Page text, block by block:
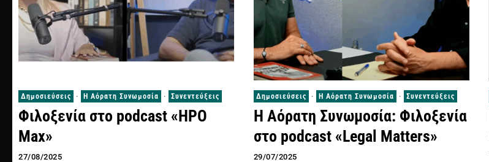
Δημοσιεύσεις · Η Αόρατη Συνωμοσία · Συνεντεύξεις
Φιλοξενία στο podcast «HPO
Max»
27/08/2025
Δημοσιεύσεις · Η Αόρατη Συνωμοσία · Συνεντεύξεις
Η Αόρατη Συνωμοσία: Φιλοξενία
στο podcast «Legal Matters»
29/07/2025